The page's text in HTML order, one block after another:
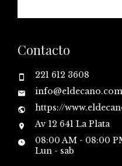
Contacto
221 612 3608
https://
Av 12 641 La Plata
08:00 AM - 08:00
Lun - sab